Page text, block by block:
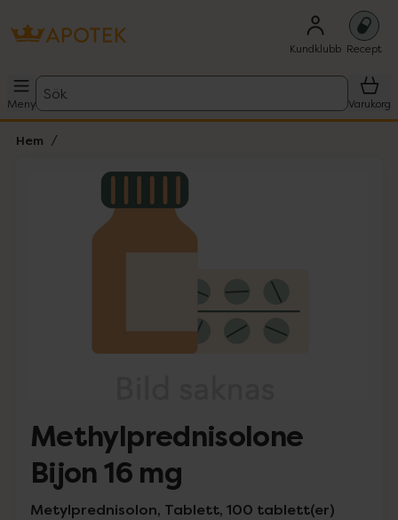
Kundklubb Recept
Meny
Sök
Varukorg
Hem
Lista: . Innehåller 1 objekt.
Methylprednisolone
Bijon 16 mg
Metylprednisolon, Tablett, 100 tablett(er)